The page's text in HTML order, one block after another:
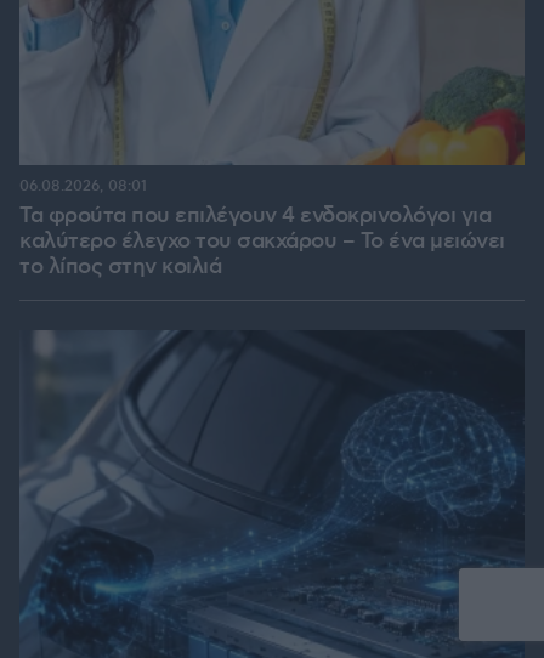
Τα φρούτα που επιλέγουν 4 ενδοκρινολόγοι για
καλύτερο έλεγχο του σακχάρου – Το ένα μειώνει
το λίπος στην κοιλιά
06.08.2026, 08:01